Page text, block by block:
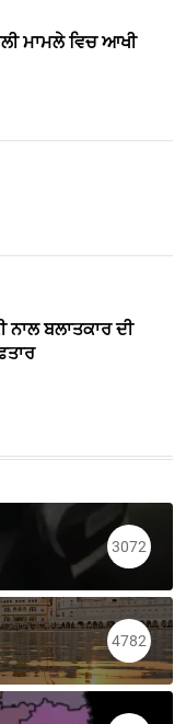
ਮਾਮਲੇ ਵਿਚ ਆਖੀ
ਬਲਾਤਕਾਰ ਦੀ
3072
4782